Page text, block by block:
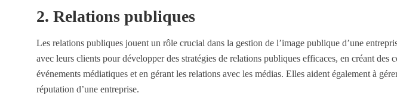
2. Relations publiques
Les relations publiques jouent un rôle crucial dans la gestion de l’image publique d’une
avec leurs clients pour développer des stratégies de relations publiques efficaces, en créant des
événements médiatiques et en gérant les relations avec les médias. Elles aident également à
réputation d’une entreprise.